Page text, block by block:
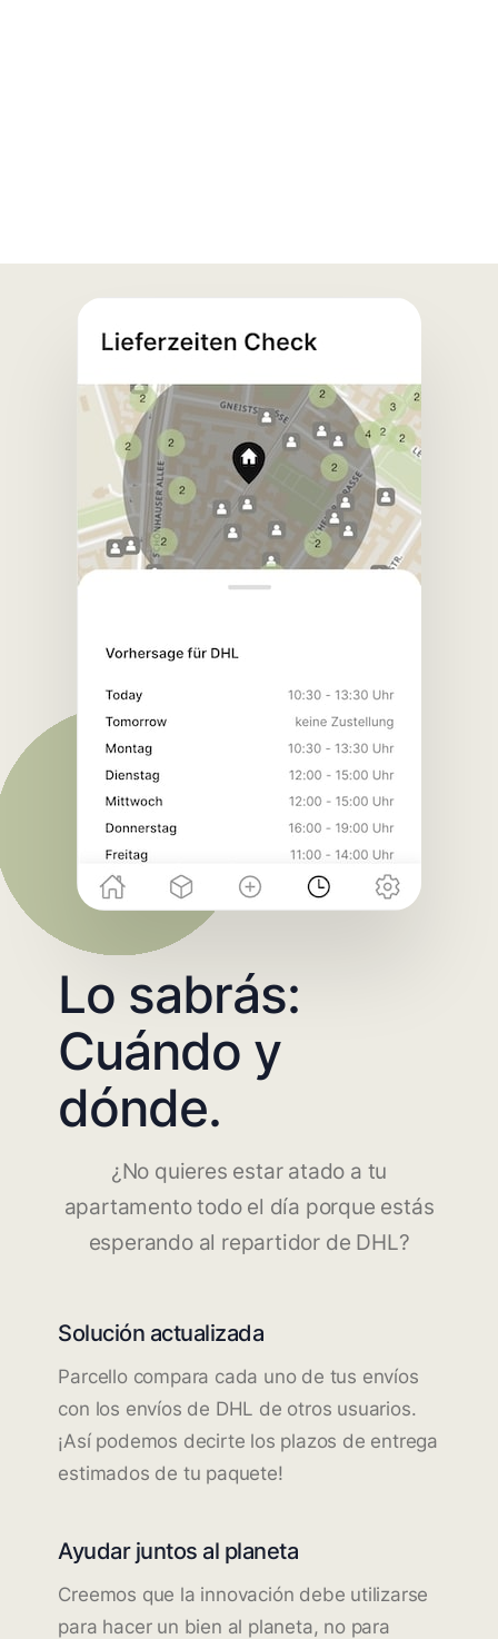
Lo sabrás:
Cuándo y
dónde.
¿No quieres estar atado a tu
apartamento todo el día porque estás
esperando al repartidor de DHL?
Solución actualizada
Parcello compara cada uno de tus envíos
con los envíos de DHL de otros usuarios.
¡Así podemos decirte los plazos de entrega
estimados de tu paquete!
Ayudar juntos al planeta
Creemos que la innovación debe utilizarse
para hacer un bien al planeta, no para